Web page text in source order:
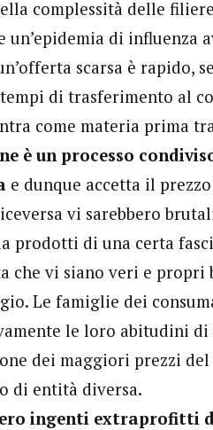
complessità delle
un’epidemia di
scarsa è rapido,
di trasferimento al
come materia prima
è un processo
e dunque accetta il
vi sarebbero
prodotti di una certa
che vi siano veri e
Le famiglie dei
le loro abitudini di
dei maggiori prezzi
di entità diversa.
ingenti extraprofitti